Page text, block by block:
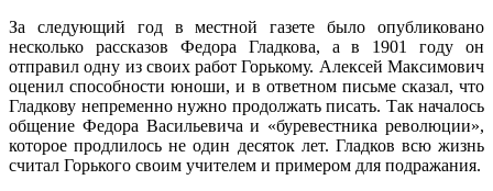
За следующий год в местной газете было опубликовано
несколько рассказов Федора Гладкова, а в 1901 году он
отправил одну из своих работ Горькому. Алексей Максимович
оценил способности юноши, и в ответном письме сказал, что
Гладкову непременно нужно продолжать писать. Так началось
общение Федора Васильевича и «буревестника революции»,
которое продлилось не один десяток лет. Гладков всю жизнь
считал Горького своим учителем и примером для подражания.